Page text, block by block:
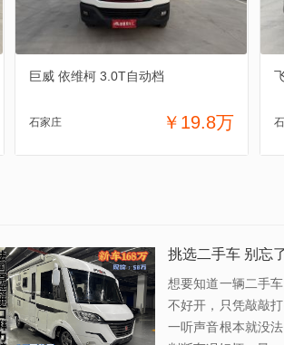
巨威 依维柯 3.0T自动档
石家庄 ￥19.8万
想要知道一辆二手
不好开，只凭敲敲
一听声音根本就没